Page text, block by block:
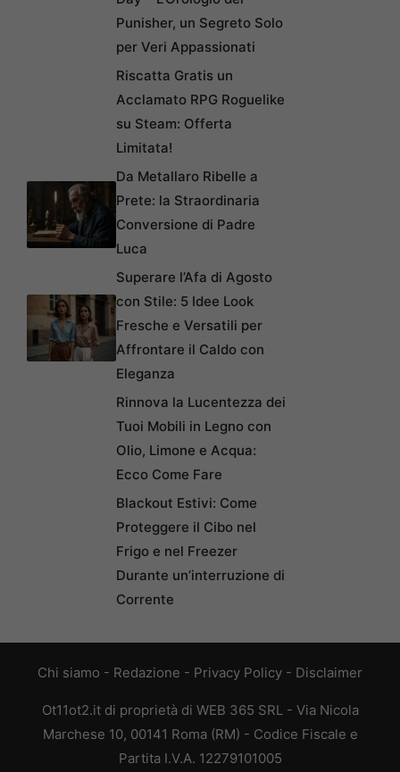
Punisher, un Segreto Solo
per Veri Appassionati
Riscatta Gratis un
Acclamato RPG Roguelike
su Steam: Offerta
Limitata!
Da Metallaro Ribelle a
Prete: la Straordinaria
Conversione di Padre
Luca
Superare l’Afa di Agosto
con Stile: 5 Idee Look
Fresche e Versatili per
Affrontare il Caldo con
Eleganza
Rinnova la Lucentezza dei
Tuoi Mobili in Legno con
Olio, Limone e Acqua:
Ecco Come Fare
Blackout Estivi: Come
Proteggere il Cibo nel
Frigo e nel Freezer
Durante un’interruzione di
Corrente
Chi siamo - Redazione - Privacy Policy - Disclaimer
Ot11ot2.it di proprietà di WEB 365 SRL - Via Nicola
Marchese 10, 00141 Roma (RM) - Codice Fiscale e
Partita I.V.A. 12279101005